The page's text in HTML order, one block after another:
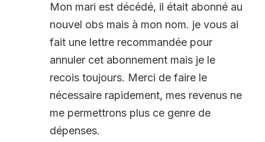
Mon mari est décédé, il était abonné au
nouvel obs mais à mon nom. je vous ai
fait une lettre recommandée pour
annuler cet abonnement mais je le
recois toujours. Merci de faire le
nécessaire rapidement, mes revenus ne
me permettrons plus ce genre de
dépenses.